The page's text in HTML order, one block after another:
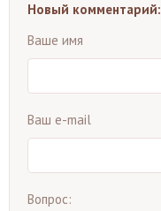
Новый комментарий:
Ваше имя
Ваш e-mail
Вопрос: